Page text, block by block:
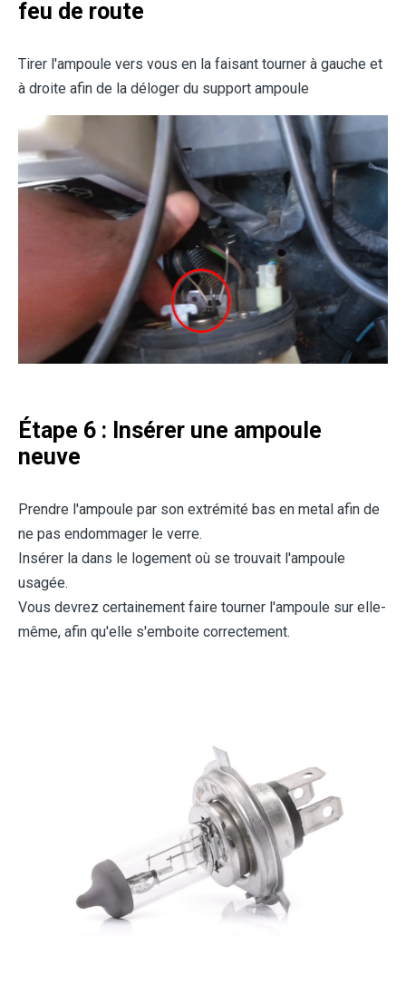
feu de route
Tirer l'ampoule vers vous en la faisant tourner à gauche et
à droite afin de la déloger du support ampoule
Étape 6 : Insérer une ampoule
neuve
Prendre l'ampoule par son extrémité bas en metal afin de
ne pas endommager le verre.
Insérer la dans le logement où se trouvait l'ampoule
usagée.
Vous devrez certainement faire tourner l'ampoule sur elle-
même, afin qu'elle s'emboite correctement.